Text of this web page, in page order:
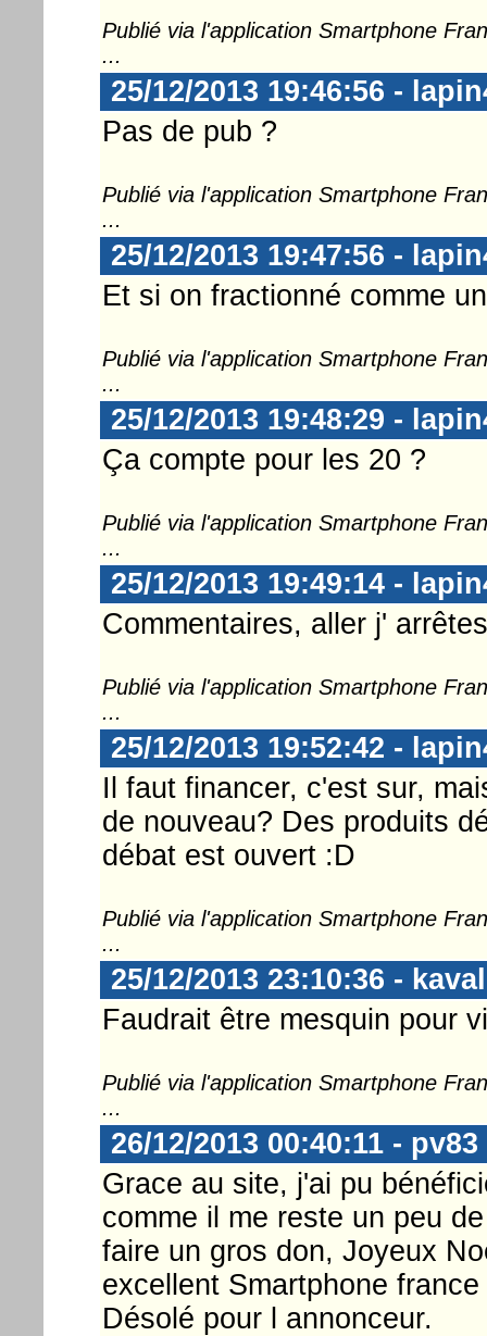
Publié via l'application Smartphone
...
25/12/2013 19:46:56 -
Pas de pub ?
Publié via l'application Smartphone
...
25/12/2013 19:47:56 -
Et si on fractionné comme
Publié via l'application Smartphone
...
25/12/2013 19:48:29 -
Ça compte pour les 20 ?
Publié via l'application Smartphone
...
25/12/2013 19:49:14 -
Commentaires, aller j' arrêtes
Publié via l'application Smartphone
...
25/12/2013 19:52:42 -
Il faut financer, c'est sur,
de nouveau? Des produits
débat est ouvert :D
Publié via l'application Smartphone
...
25/12/2013 23:10:36 -
Faudrait être mesquin pour
Publié via l'application Smartphone
...
26/12/2013 00:40:11 - pv83
Grace au site, j'ai pu
comme il me reste un peu
faire un gros don, Joyeux
excellent Smartphone
Désolé pour l annonceur.